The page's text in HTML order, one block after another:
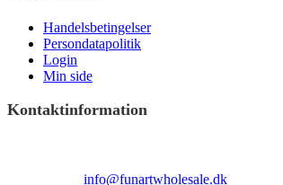
Handelsbetingelser
Persondatapolitik
Login
Min side
Kontaktinformation
info@funartwholesale.dk